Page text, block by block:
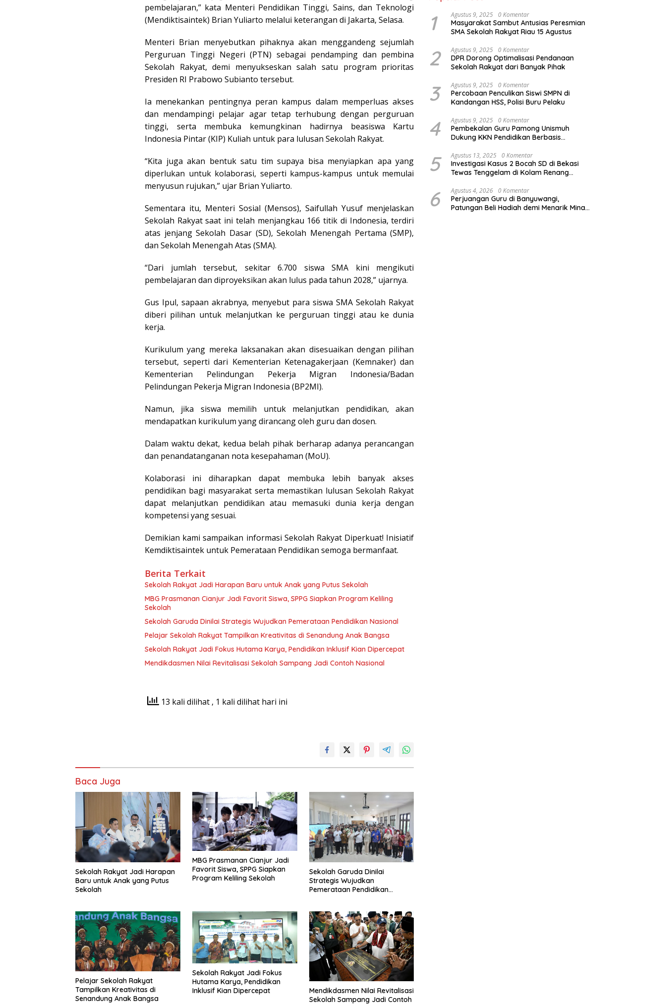
pembelajaran,” kata Menteri Pendidikan Tinggi, Sains, dan Teknologi
(Mendiktisaintek) Brian Yuliarto melalui keterangan di Jakarta, Selasa.
Menteri Brian menyebutkan pihaknya akan menggandeng sejumlah
Perguruan Tinggi Negeri (PTN) sebagai pendamping dan pembina
Sekolah Rakyat, demi menyukseskan salah satu program prioritas
Presiden RI Prabowo Subianto tersebut.
Ia menekankan pentingnya peran kampus dalam memperluas akses
dan mendampingi pelajar agar tetap terhubung dengan perguruan
tinggi, serta membuka kemungkinan hadirnya beasiswa Kartu
Indonesia Pintar (KIP) Kuliah untuk para lulusan Sekolah Rakyat.
“Kita juga akan bentuk satu tim supaya bisa menyiapkan apa yang
diperlukan untuk kolaborasi, seperti kampus-kampus untuk memulai
menyusun rujukan,” ujar Brian Yuliarto.
Sementara itu, Menteri Sosial (Mensos), Saifullah Yusuf menjelaskan
Sekolah Rakyat saat ini telah menjangkau 166 titik di Indonesia, terdiri
atas jenjang Sekolah Dasar (SD), Sekolah Menengah Pertama (SMP),
dan Sekolah Menengah Atas (SMA).
“Dari jumlah tersebut, sekitar 6.700 siswa SMA kini mengikuti
pembelajaran dan diproyeksikan akan lulus pada tahun 2028,” ujarnya.
Gus Ipul, sapaan akrabnya, menyebut para siswa SMA Sekolah Rakyat
diberi pilihan untuk melanjutkan ke perguruan tinggi atau ke dunia
kerja.
Kurikulum yang mereka laksanakan akan disesuaikan dengan pilihan
tersebut, seperti dari Kementerian Ketenagakerjaan (Kemnaker) dan
Kementerian Pelindungan Pekerja Migran Indonesia/Badan
Pelindungan Pekerja Migran Indonesia (BP2MI).
Namun, jika siswa memilih untuk melanjutkan pendidikan, akan
mendapatkan kurikulum yang dirancang oleh guru dan dosen.
Dalam waktu dekat, kedua belah pihak berharap adanya perancangan
dan penandatanganan nota kesepahaman (MoU).
Kolaborasi ini diharapkan dapat membuka lebih banyak akses
pendidikan bagi masyarakat serta memastikan lulusan Sekolah Rakyat
dapat melanjutkan pendidikan atau memasuki dunia kerja dengan
kompetensi yang sesuai.
Demikian kami sampaikan informasi Sekolah Rakyat Diperkuat! Inisiatif
Kemdiktisaintek untuk Pemerataan Pendidikan semoga bermanfaat.
Berita Terkait
Sekolah Rakyat Jadi Harapan Baru untuk Anak yang Putus Sekolah
MBG Prasmanan Cianjur Jadi Favorit Siswa, SPPG Siapkan Program Keliling
Sekolah
Sekolah Garuda Dinilai Strategis Wujudkan Pemerataan Pendidikan Nasional
Pelajar Sekolah Rakyat Tampilkan Kreativitas di Senandung Anak Bangsa
Sekolah Rakyat Jadi Fokus Hutama Karya, Pendidikan Inklusif Kian Dipercepat
Mendikdasmen Nilai Revitalisasi Sekolah Sampang Jadi Contoh Nasional
13 kali dilihat , 1 kali dilihat hari ini
Baca Juga
Sekolah Rakyat Jadi Harapan
Baru untuk Anak yang Putus
Sekolah
MBG Prasmanan Cianjur Jadi
Favorit Siswa, SPPG Siapkan
Program Keliling Sekolah
Sekolah Garuda Dinilai
Strategis Wujudkan
Pemerataan Pendidikan
Pelajar Sekolah Rakyat
Tampilkan Kreativitas di
Senandung Anak Bangsa
Sekolah Rakyat Jadi Fokus
Hutama Karya, Pendidikan
Inklusif Kian Dipercepat
Mendikdasmen Nilai Revitalisasi
Sekolah Sampang Jadi Contoh
1 Agustus 9, 2025 0 Komentar
Masyarakat Sambut Antusias Peresmian
SMA Sekolah Rakyat Riau 15 Agustus
2 Agustus 9, 2025 0 Komentar
DPR Dorong Optimalisasi Pendanaan
Sekolah Rakyat dari Banyak Pihak
3 Agustus 9, 2025 0 Komentar
Percobaan Penculikan Siswi SMPN di
Kandangan HSS, Polisi Buru Pelaku
4 Agustus 9, 2025 0 Komentar
Pembekalan Guru Pamong Unismuh
Dukung KKN Pendidikan Berbasis
5 Agustus 13, 2025 0 Komentar
Investigasi Kasus 2 Bocah SD di Bekasi
Tewas Tenggelam di Kolam Renang
6 Agustus 4, 2026 0 Komentar
Perjuangan Guru di Banyuwangi,
Patungan Beli Hadiah demi Menarik Minat